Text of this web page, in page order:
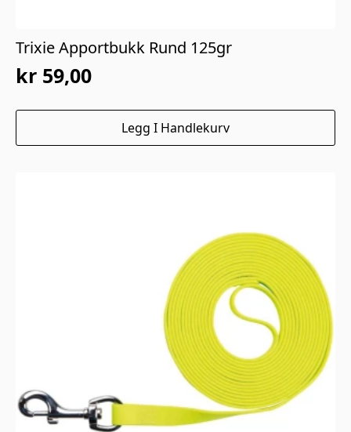
Trixie Apportbukk Rund 125gr
kr 59,00
Legg I Handlekurv